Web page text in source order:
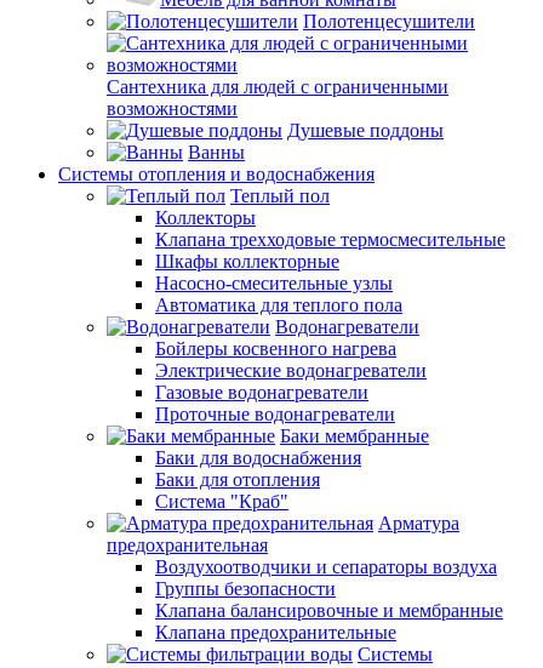
Полотенцесушители
Сантехника для людей с ограниченными
возможностями
Душевые поддоны
Ванны
Системы отопления и водоснабжения
Теплый пол
Коллекторы
Клапана трехходовые термосмесительные
Шкафы коллекторные
Насосно-смесительные узлы
Автоматика для теплого пола
Водонагреватели
Бойлеры косвенного нагрева
Электрические водонагреватели
Газовые водонагреватели
Проточные водонагреватели
Баки мембранные
Баки для водоснабжения
Баки для отопления
Система "Краб"
Арматура
предохранительная
Воздухоотводчики и сепараторы воздуха
Группы безопасности
Клапана балансировочные и мембранные
Клапана предохранительные
Системы